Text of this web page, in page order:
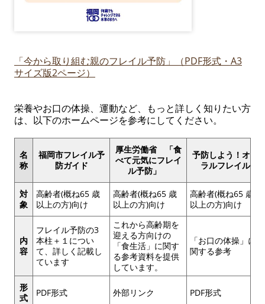
「今から取り組む親のフレイル予防」（PDF形式・A3
サイズ版2ページ）
栄養やお口の体操、運動など、もっと詳しく知りたい方
は、以下のホームページを参考にしてください。
名
称
福岡市フレイル予
防ガイド
厚生労働省 「食
べて元気にフレイ
ル予防」
予防しよう！オー
ラルフレイル
対
象
高齢者(概ね65 歳
以上の方)向け
高齢者(概ね65 歳
以上の方)向け
高齢者(概ね65 歳
以上の方)向け
内
容
フレイル予防の3
本柱＋１につい
て、詳しく記載し
ています
これから高齢期を
迎える方向けの
「食生活」に関す
る参考資料を提供
しています。
「お口の体操」に
関する参考
形
式
PDF形式 外部リンク PDF形式